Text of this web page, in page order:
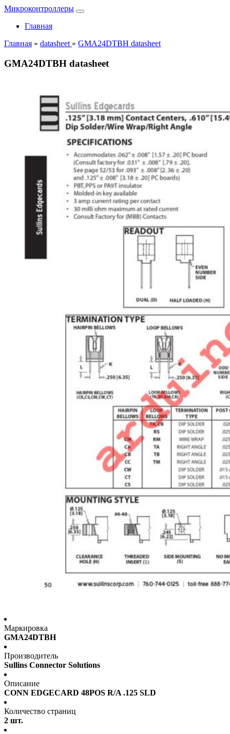
Микроконтроллеры
Главная
Главная » datasheet » GMA24DTBH datasheet
GMA24DTBH datasheet
Маркировка
GMA24DTBH
Производитель
Sullins Connector Solutions
Описание
CONN EDGECARD 48POS R/A .125 SLD
Количество страниц
2 шт.